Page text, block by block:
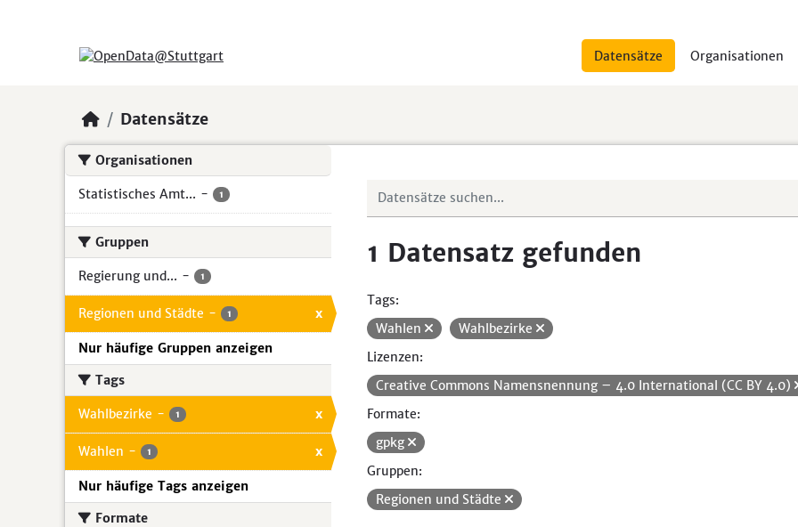
Datensätze Organisationen
Datensätze
Organisationen
Statistisches Amt... - 1
Gruppen
Regierung und... - 1
Regionen und Städte - 1 x
Nur häufige Gruppen anzeigen
Tags
Wahlbezirke - 1 x
Wahlen - 1 x
Nur häufige Tags anzeigen
Formate
1 Datensatz gefunden
Tags:
Wahlen
Wahlbezirke
Lizenzen:
Creative Commons Namensnennung – 4.0 International (CC BY 4.0)
Formate:
gpkg
Gruppen:
Regionen und Städte